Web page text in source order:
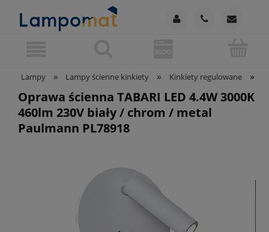
Lampy » Lampy ścienne kinkiety » Kinkiety regulowane »
Oprawa ścienna TABARI LED 4.4W 3000K
460lm 230V biały / chrom / metal
Paulmann PL78918